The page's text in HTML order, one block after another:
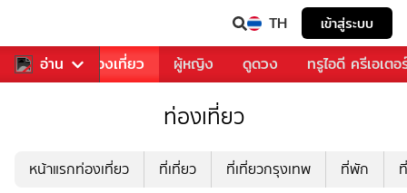
TH เข้าสู่ระบบ
อ่าน
อาหาร ท่องเที่ยว ผู้หญิง ดูดวง ทรูไอดี ครีเอเตอ
ท่องเที่ยว
หน้าแรกท่องเที่ยว ที่เที่ยว ที่เที่ยวกรุงเทพ ที่พัก